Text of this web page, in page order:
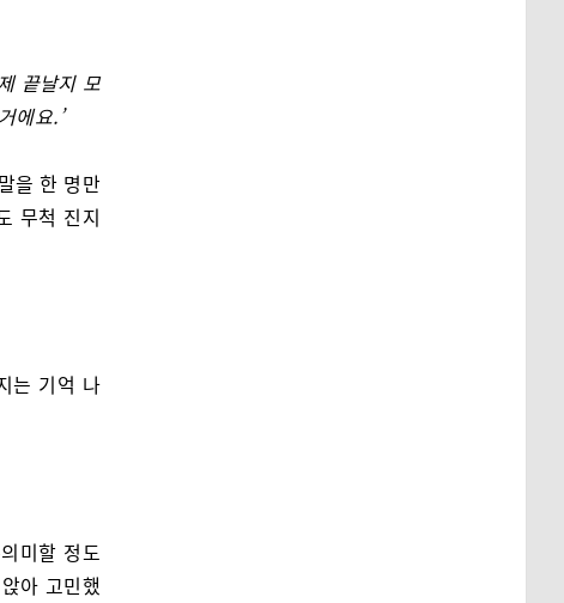
끝날지 모
에요.’
을 한 명만
무척 진지
는 기억 나
미할 정도
아 고민했